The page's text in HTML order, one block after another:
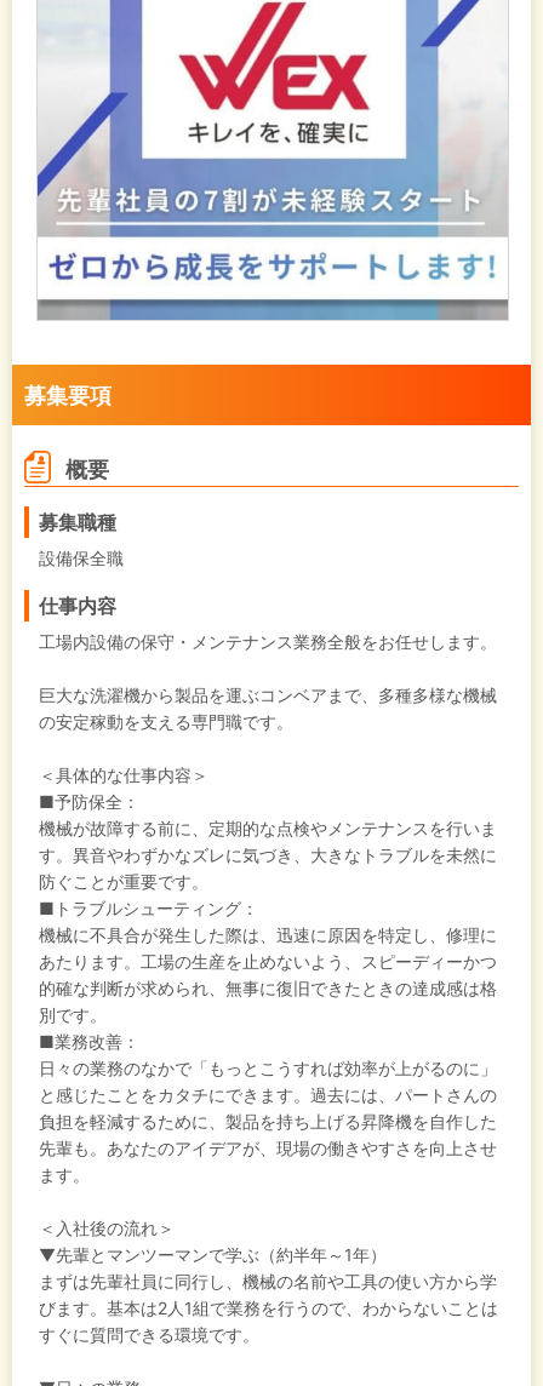
募集要項
概要
募集職種
設備保全職
仕事内容
工場内設備の保守・メンテナンス業務全般をお任せします。
巨大な洗濯機から製品を運ぶコンベアまで、多種多様な機械
の安定稼動を支える専門職です。
＜具体的な仕事内容＞
■予防保全：
機械が故障する前に、定期的な点検やメンテナンスを行いま
す。異音やわずかなズレに気づき、大きなトラブルを未然に
防ぐことが重要です。
■トラブルシューティング：
機械に不具合が発生した際は、迅速に原因を特定し、修理に
あたります。工場の生産を止めないよう、スピーディーかつ
的確な判断が求められ、無事に復旧できたときの達成感は格
別です。
■業務改善：
日々の業務のなかで「もっとこうすれば効率が上がるのに」
と感じたことをカタチにできます。過去には、パートさんの
負担を軽減するために、製品を持ち上げる昇降機を自作した
先輩も。あなたのアイデアが、現場の働きやすさを向上させ
ます。
＜入社後の流れ＞
▼先輩とマンツーマンで学ぶ（約半年～1年）
まずは先輩社員に同行し、機械の名前や工具の使い方から学
びます。基本は2人1組で業務を行うので、わからないことは
すぐに質問できる環境です。